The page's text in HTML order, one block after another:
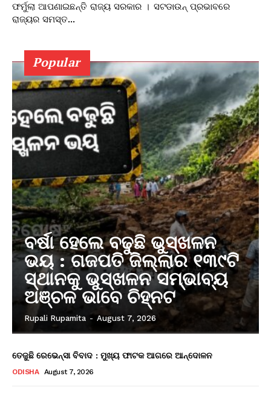
ଫର୍ମୁଲା ଆପଣାଇଛନ୍ତି ରାଜ୍ୟ ସରକାର । ସଟଡାଉନ୍ ପ୍ରଭାବରେ
ରାଜ୍ୟର ସମସ୍ତ...
Popular
ବର୍ଷା ହେଲେ ବଢୁଛି ଭୁସ୍ଖଳନ
ଭୟ : ଗଜପତି ଜିଲ୍ଲାର ୧୩୯ଟି
ସ୍ଥାନକୁ ଭୁସ୍ଖଳନ ସମ୍ଭାବ୍ୟ
ଅଞ୍ଚଳ ଭାବେ ଚିହ୍ନଟ
Rupali Rupamita - August 7, 2026
ତେଜୁଛି ରେଭେନ୍ସା ବିବାଦ : ମୁଖ୍ୟ ଫାଟକ ଆଗରେ ଆନ୍ଦୋଳନ
ODISHA August 7, 2026